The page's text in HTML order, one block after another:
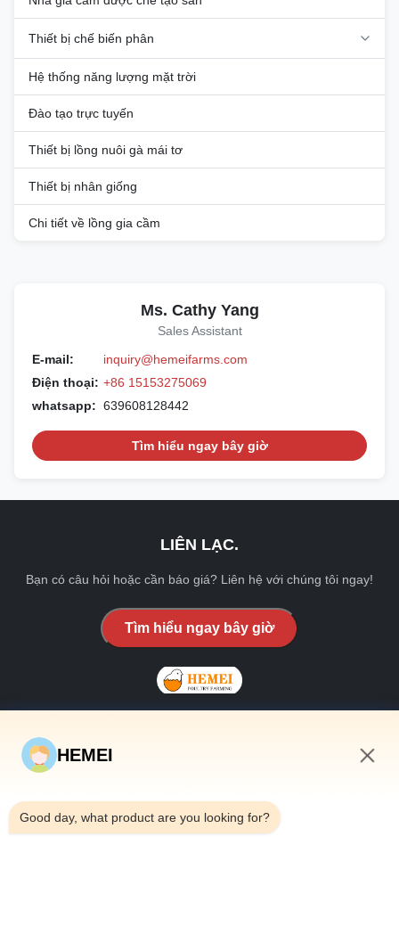
Thiết bị chế biến phân
Hệ thống năng lượng mặt trời
Đào tạo trực tuyến
Thiết bị lồng nuôi gà mái tơ
Thiết bị nhân giống
Chi tiết về lồng gia cầm
Ms. Cathy Yang
Sales Assistant
E-mail:
inquiry@hemeifarms.com
Điện thoại: +86 15153275069
whatsapp: 639608128442
Tìm hiểu ngay bây giờ
LIÊN LẠC.
Bạn có câu hỏi hoặc cần báo giá? Liên hệ với chúng tôi ngay!
Tìm hiểu ngay bây giờ
Nhà
Về chúng tôi
HEMEI
Good day, what product are you looking for?